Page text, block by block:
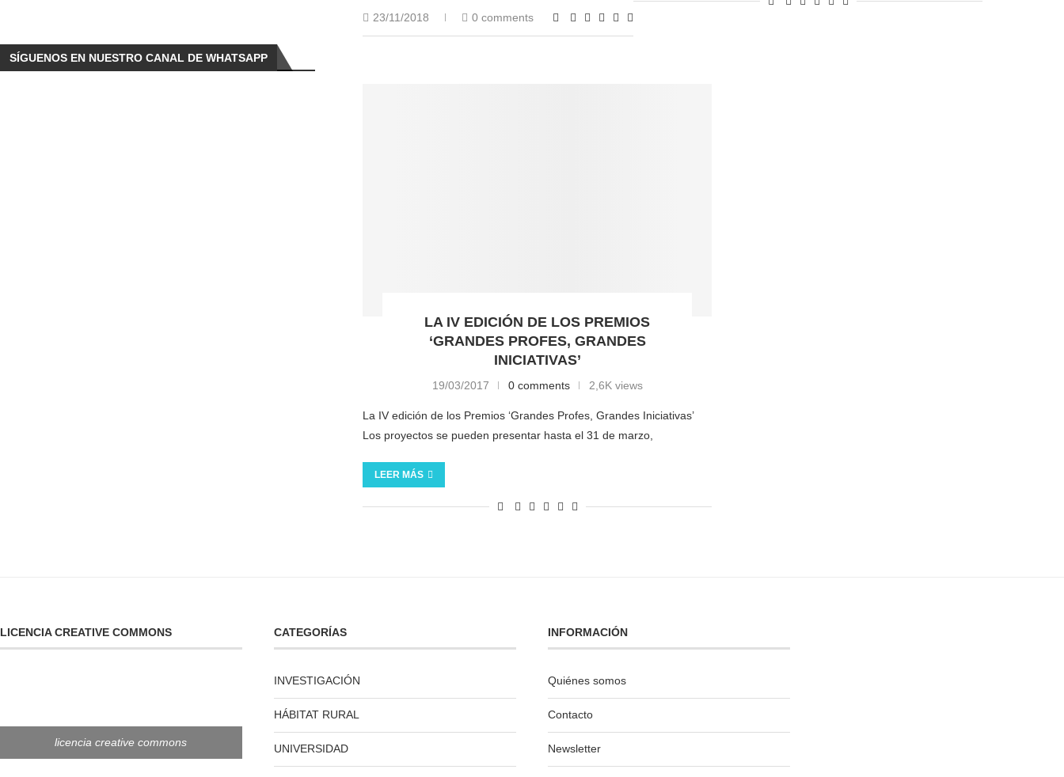
23/11/2018 0 comments
LA IV EDICIÓN DE LOS PREMIOS
‘GRANDES PROFES, GRANDES
INICIATIVAS’
19/03/2017 0 comments 2,6K views
La IV edición de los Premios ‘Grandes Profes, Grandes Iniciativas’
Los proyectos se pueden presentar hasta el 31 de marzo,
LEER MÁS
SÍGUENOS EN NUESTRO CANAL DE WHATSAPP
LICENCIA CREATIVE COMMONS
licencia creative commons
CATEGORÍAS
INVESTIGACIÓN
HÁBITAT RURAL
UNIVERSIDAD
INFORMACIÓN
Quiénes somos
Contacto
Newsletter